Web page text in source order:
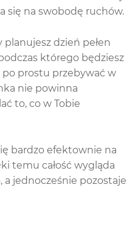
się na swobodę ruchów.
planujesz dzień pełen
którego będziesz
prostu przebywać w
nie powinna
to, co w Tobie
bardzo efektownie na
temu całość wygląda
a jednocześnie pozostaje